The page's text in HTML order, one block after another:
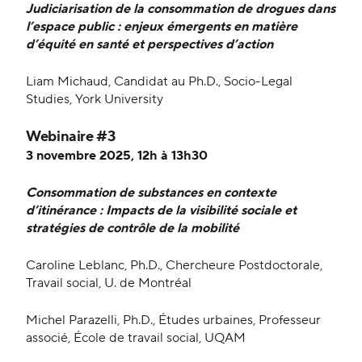
Judiciarisation de la consommation de drogues dans
l’espace public : enjeux émergents en matière
d’équité en santé et perspectives d’action
Liam Michaud, Candidat au Ph.D., Socio-Legal
Studies, York University
Webinaire #3
3 novembre 2025, 12h à 13h30
Consommation de substances en contexte
d’itinérance : Impacts de la visibilité sociale et
stratégies de contrôle de la mobilité
Caroline Leblanc, Ph.D., Chercheure Postdoctorale,
Travail social, U. de Montréal
Michel Parazelli, Ph.D., Études urbaines, Professeur
associé, École de travail social, UQAM